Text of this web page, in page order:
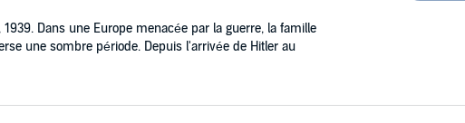
1939. Dans une Europe menacée par la guerre, la famille
une sombre période. Depuis l'arrivée de Hitler au